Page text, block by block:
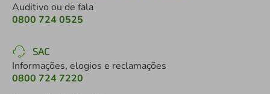
Auditivo ou de fala
0800 724 0525
SAC
Informações, elogios e reclamações
0800 724 7220